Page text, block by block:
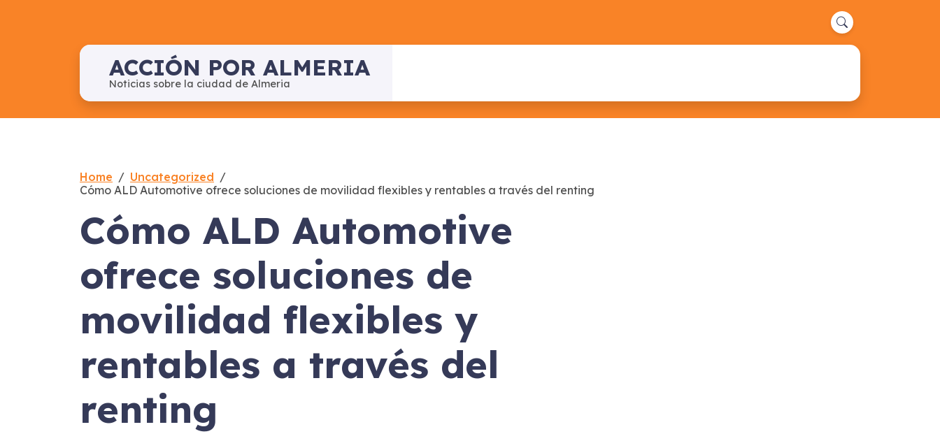
ACCIÓN POR ALMERIA
Noticias sobre la ciudad de Almeria
Home
Uncategorized
Cómo ALD Automotive ofrece soluciones de movilidad flexibles y rentables a través del renting
Cómo ALD Automotive
ofrece soluciones de
movilidad flexibles y
rentables a través del
renting